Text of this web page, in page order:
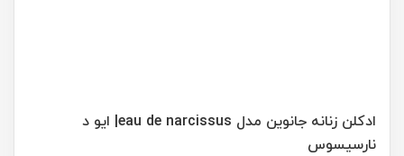
ادكلن زنانه جانوين مدل eau de narcissus| ايو د
نارسيسوس